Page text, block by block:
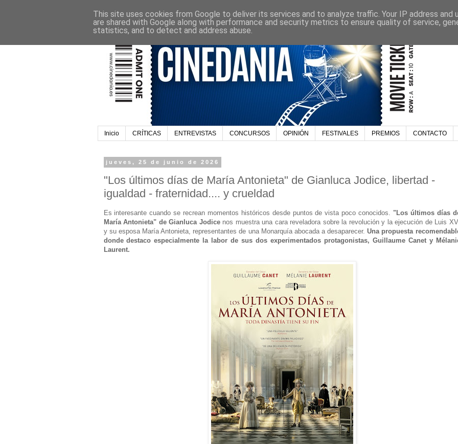
Inicio CRÍTICAS ENTREVISTAS CONCURSOS OPINIÓN FESTIVALES PREMIOS CONTACTO
jueves, 25 de junio de 2026
"Los últimos días de María Antonieta" de Gianluca Jodice, libertad -
igualdad - fraternidad.... y crueldad
Es interesante cuando se recrean momentos históricos desde puntos de vista poco conocidos. "Los últimos días
María Antonieta" de Gianluca Jodicenos muestra una cara reveladora sobre la revolución y la ejecución de Luis XVI
y su esposa María Antonieta, representantes de una Monarquía abocada a desaparecer.Una propuesta
donde destaco especialmente la labor de sus dos experimentados protagonistas, Guillaume Canet y
Laurent.
This site uses cookies from Google to deliver its services and to analyze traffic. Your IP address and
are shared with Google along with performance and security metrics to ensure quality of service,
statistics, and to detect and address abuse.